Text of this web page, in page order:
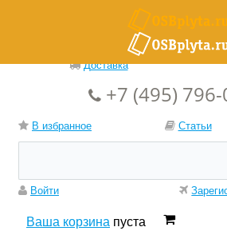
Доставка
+7 (495)
В избранное Статьи
Войти
Ваша корзина пуста